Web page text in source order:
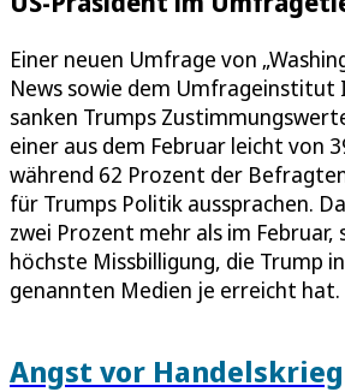
Einer neuen Umfrage von
News sowie dem Umfrageinstitut
sanken Trumps
einer aus dem Februar leicht von
während 62 Prozent der
für Trumps Politik aussprachen.
zwei Prozent mehr als im Februar,
höchste Missbilligung, die Trump
genannten Medien je erreicht hat.
Angst vor Handelskrieg